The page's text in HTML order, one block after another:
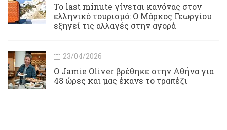
Το last minute γίνεται κανόνας στον
ελληνικό τουρισμό: Ο Μάρκος Γεωργίου
εξηγεί τις αλλαγές στην αγορά
23/04/2026
Ο Jamie Oliver βρέθηκε στην Αθήνα για
48 ώρες και μας έκανε το τραπέζι